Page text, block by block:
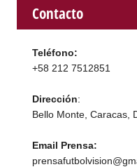
Contacto
Teléfono:
+58 212 7512851
Dirección:
Bello Monte, Caracas,
Email Prensa: